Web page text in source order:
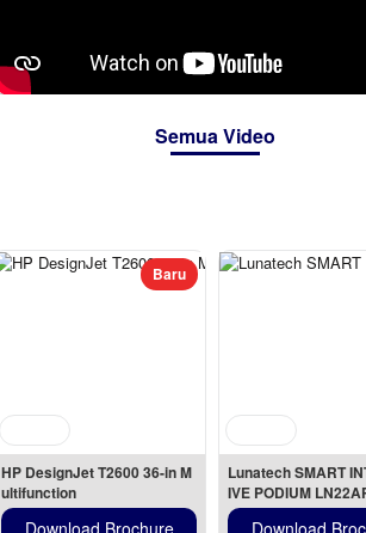
Semua Video
Baru
HP DesignJet T2600 36-in M
ultifunction
Download Brochure
Lunatech SMART
IVE PODIUM
Download